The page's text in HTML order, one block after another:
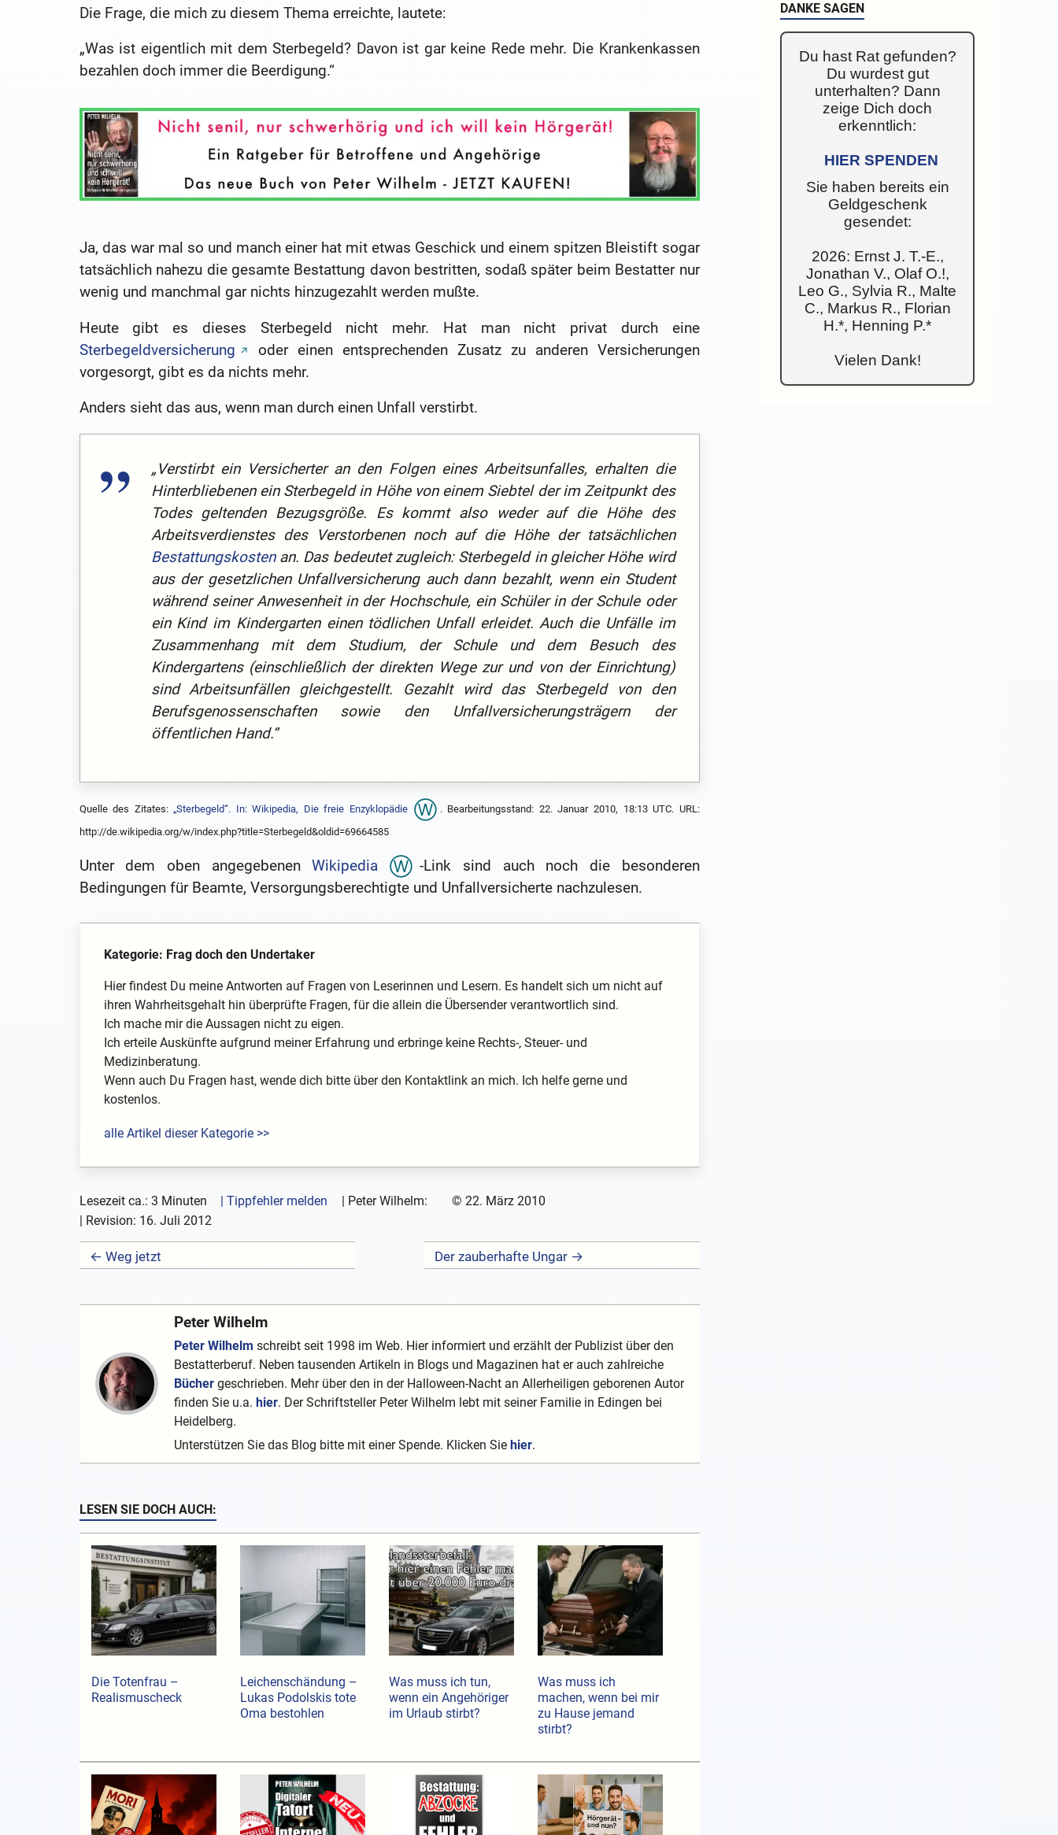
Die Frage, die mich zu diesem Thema erreichte, lautete:
„Was ist eigentlich mit dem Sterbegeld? Davon ist gar keine Rede mehr. Die Krankenkassen
bezahlen doch immer die Beerdigung.“
Ja, das war mal so und manch einer hat mit etwas Geschick und einem spitzen Bleistift sogar
tatsächlich nahezu die gesamte Bestattung davon bestritten, sodaß später beim Bestatter nur
wenig und manchmal gar nichts hinzugezahlt werden mußte.
Heute gibt es dieses Sterbegeld nicht mehr. Hat man nicht privat durch eine
Sterbegeldversicherung
oder einen entsprechenden Zusatz zu anderen Versicherungen
vorgesorgt, gibt es da nichts mehr.
Anders sieht das aus, wenn man durch einen Unfall verstirbt.
„Verstirbt ein Versicherter an den Folgen eines Arbeitsunfalles, erhalten die
Hinterbliebenen ein Sterbegeld in Höhe von einem Siebtel der im Zeitpunkt des
Todes geltenden Bezugsgröße. Es kommt also weder auf die Höhe des
Arbeitsverdienstes des Verstorbenen noch auf die Höhe der tatsächlichen
Bestattungskostenan. Das bedeutet zugleich: Sterbegeld in gleicher Höhe wird
aus der gesetzlichen Unfallversicherung auch dann bezahlt, wenn ein Student
während seiner Anwesenheit in der Hochschule, ein Schüler in der Schule oder
ein Kind im Kindergarten einen tödlichen Unfall erleidet. Auch die Unfälle im
Zusammenhang mit dem Studium, der Schule und dem Besuch des
Kindergartens (einschließlich der direkten Wege zur und von der Einrichtung)
sind Arbeitsunfällen gleichgestellt. Gezahlt wird das Sterbegeld von den
Berufsgenossenschaften sowie den Unfallversicherungsträgern der
öffentlichen Hand.“
Quelle des Zitates: „Sterbegeld“. In: Wikipedia, Die freie Enzyklopädie
. Bearbeitungsstand: 22. Januar 2010, 18:13 UTC. URL:
http://de.wikipedia.org/w/index.php?title=Sterbegeld&oldid=69664585
Unter dem oben angegebenenWikipedia
-Link sind auch noch die besonderen
Bedingungen für Beamte, Versorgungsberechtigte und Unfallversicherte nachzulesen.
Kategorie: Frag doch den Undertaker
Hier findest Du meine Antworten auf Fragen von Leserinnen und Lesern. Es handelt sich um nicht auf
ihren Wahrheitsgehalt hin überprüfte Fragen, für die allein die Übersender verantwortlich sind.
Ich mache mir die Aussagen nicht zu eigen.
Ich erteile Auskünfte aufgrund meiner Erfahrung und erbringe keine Rechts-, Steuer- und
Medizinberatung.
Wenn auch Du Fragen hast, wende dich bitte über den Kontaktlink an mich. Ich helfe gerne und
kostenlos.
alle Artikel dieser Kategorie >>
Lesezeit ca.: 3 Minuten | Tippfehler melden Peter Wilhelm: © 22. März 2010
| Revision: 16. Juli 2012
← Weg jetzt Der zauberhafte Ungar →
Peter Wilhelm
Peter Wilhelm schreibt seit 1998 im Web. Hier informiert und erzählt der Publizist über den
Bestatterberuf. Neben tausenden Artikeln in Blogs und Magazinen hat er auch zahlreiche
Büchergeschrieben. Mehr über den in der Halloween-Nacht an Allerheiligen geborenen Autor
finden Sie u.a. hier. Der Schriftsteller Peter Wilhelm lebt mit seiner Familie in Edingen bei
Heidelberg.
Unterstützen Sie das Blog bitte mit einer Spende. Klicken Sie hier.
LESEN SIE DOCH AUCH:
Die Totenfrau –
Realismuscheck
Leichenschändung –
Lukas Podolskis tote
Oma bestohlen
Was muss ich tun,
wenn ein Angehöriger
im Urlaub stirbt?
Was muss ich
machen, wenn bei mir
zu Hause jemand
stirbt?
DANKE SAGEN
Du hast Rat gefunden?
Du wurdest gut
unterhalten? Dann
zeige Dich doch
erkenntlich:
HIER SPENDEN
Sie haben bereits ein
Geldgeschenk
gesendet:
2026: Ernst J. T.-E.,
Jonathan V., Olaf O.!,
Leo G., Sylvia R., Malte
C., Markus R., Florian
H.*, Henning P.*
Vielen Dank!